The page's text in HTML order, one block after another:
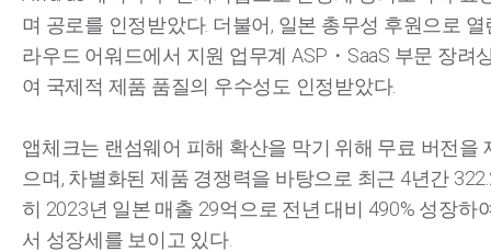
며 공로를 인정받았다. 더불어, 일본 총무성 후원으로 열
라우드 어워드에서 지원 업무계 ASP・SaaS 부문 장려
여 국제적 제품 품질의 우수성도 인정받았다.
앱체크는 랜섬웨어 피해 확산을 막기 위해 무료 버전을
으며, 차별화된 제품 경쟁력을 바탕으로 최근 4년간
히 2023년 일본 매출 29억으로 전년 대비 490% 성장하
서 성장세를 보이고 있다.